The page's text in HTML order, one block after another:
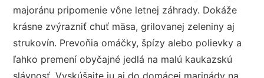
majoránu pripomenie vône letnej záhrady. Dokáže
krásne zvýrazniť chuť mäsa, grilovanej zeleniny aj
strukovín. Prevoňia omáčky, špízy alebo polievky a
ľahko premení obyčajné jedlá na malú kaukazskú
slávnosť. Vyskúšajte ju aj do domácej marinády na